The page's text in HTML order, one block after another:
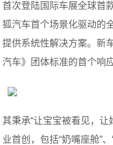
首次登陆国际车展全球
狐汽车首个场景化驱动的
提供系统性解决方案。新
汽车》团体标准的首个响
其秉承“让宝宝被看见，
业首创，包括“奶嘴座舱”